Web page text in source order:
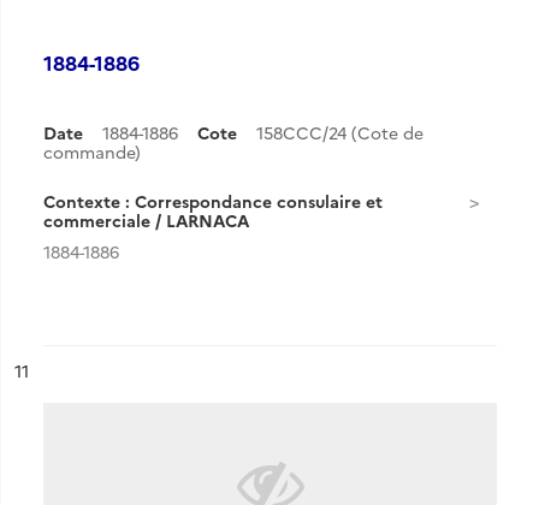
1884-1886
Date 1884-1886 Cote
158CCC/24 (Cote de
commande)
Contexte : Correspondance consulaire et
commerciale / LARNACA
1884-1886
n°
11